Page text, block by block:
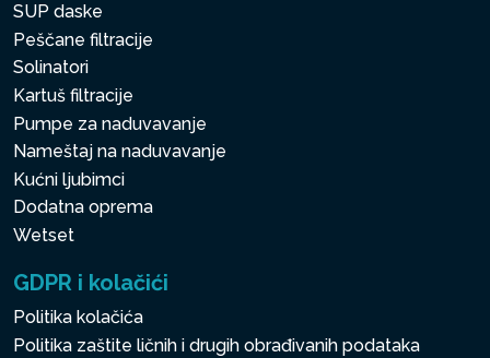
SUP daske
Peščane filtracije
Solinatori
Kartuš filtracije
Pumpe za naduvavanje
Nameštaj na naduvavanje
Kućni ljubimci
Dodatna oprema
Wetset
GDPR i kolačići
Politika kolačića
Politika zaštite ličnih i drugih obrađivanih podataka